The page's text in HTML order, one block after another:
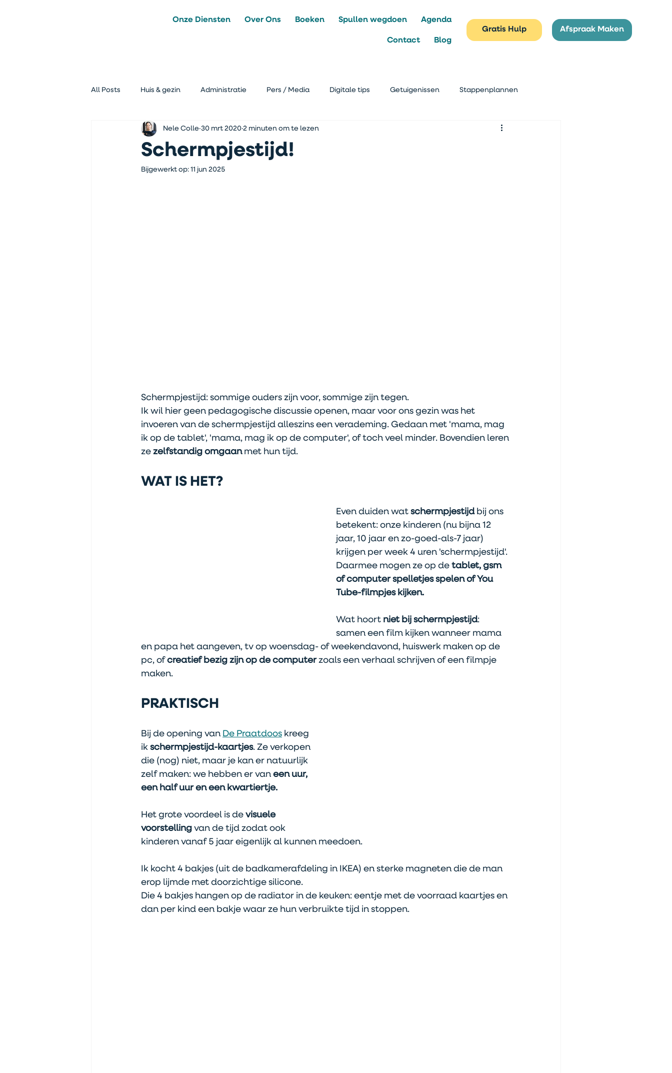
Onze Diensten Over Ons Boeken Spullen wegdoen Agenda
Contact Blog
Gratis Hulp Afspraak Maken
All Posts Huis & gezin Administratie Pers / Media Digitale tips Getuigenissen Stappenplannen
Afval minderen Voor en Na
Schermpjestijd!
Nele Colle 30 mrt 2020 2 minuten om te lezen
Bijgewerkt op: 11 jun 2025
Schermpjestijd: sommige ouders zijn voor, sommige zijn tegen.
Ik wil hier geen pedagogische discussie openen, maar voor ons gezin was het
invoeren van de schermpjestijd alleszins een verademing. Gedaan met 'mama, mag
ik op de tablet', 'mama, mag ik op de computer', of toch veel minder. Bovendien leren
ze zelfstandig omgaan met hun tijd.
WAT IS HET?
Even duiden wat schermpjestijd bij ons
betekent: onze kinderen (nu bijna 12
jaar, 10 jaar en zo-goed-als-7 jaar)
krijgen per week 4 uren 'schermpjestijd'.
Daarmee mogen ze op de tablet, gsm
of computer spelletjes spelen of You
Tube-filmpjes kijken.
Wat hoort niet bij schermpjestijd:
samen een film kijken wanneer mama
en papa het aangeven, tv op woensdag- of weekendavond, huiswerk maken op de
pc, of creatief bezig zijn op de computer zoals een verhaal schrijven of een filmpje
maken.
PRAKTISCH
Bij de opening van De Praatdoos kreeg
ik schermpjestijd-kaartjes. Ze verkopen
die (nog) niet, maar je kan er natuurlijk
zelf maken: we hebben er van een uur,
een half uur en een kwartiertje.
Het grote voordeel is de visuele
voorstelling van de tijd zodat ook
kinderen vanaf 5 jaar eigenlijk al kunnen meedoen.
Ik kocht 4 bakjes (uit de badkamerafdeling in IKEA) en sterke magneten die de man
erop lijmde met doorzichtige silicone.
Die 4 bakjes hangen op de radiator in de keuken: eentje met de voorraad kaartjes en
dan per kind een bakje waar ze hun verbruikte tijd in stoppen.